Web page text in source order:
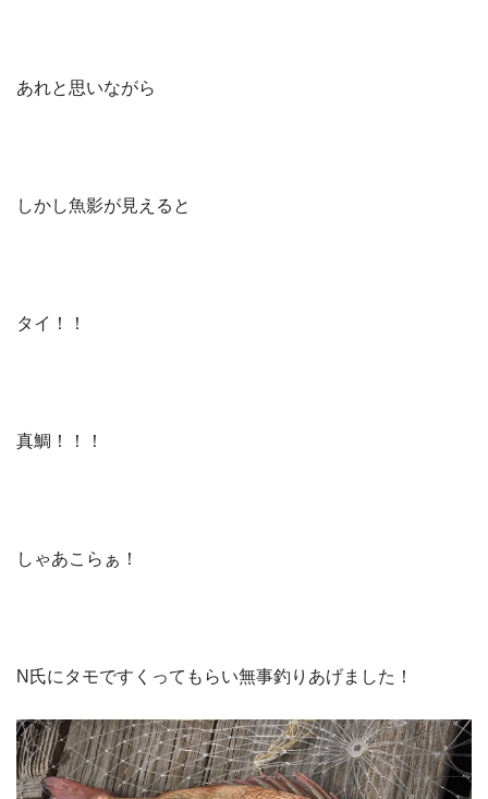
あれと思いながら
しかし魚影が見えると
タイ！！
真鯛！！！
しゃあこらぁ！
N氏にタモですくってもらい無事釣りあげました！